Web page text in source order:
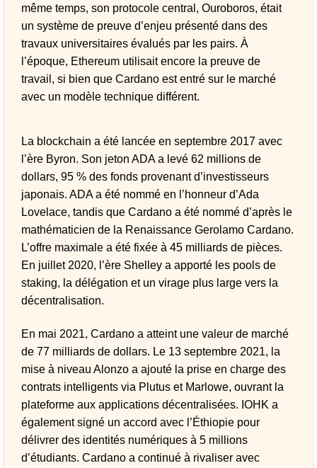
même temps, son protocole central, Ouroboros, était
un système de preuve d’enjeu présenté dans des
travaux universitaires évalués par les pairs. À
l’époque, Ethereum utilisait encore la preuve de
travail, si bien que Cardano est entré sur le marché
avec un modèle technique différent.
La blockchain a été lancée en septembre 2017 avec
l’ère Byron. Son jeton ADA a levé 62 millions de
dollars, 95 % des fonds provenant d’investisseurs
japonais. ADA a été nommé en l’honneur d’Ada
Lovelace, tandis que Cardano a été nommé d’après le
mathématicien de la Renaissance Gerolamo Cardano.
L’offre maximale a été fixée à 45 milliards de pièces.
En juillet 2020, l’ère Shelley a apporté les pools de
staking, la délégation et un virage plus large vers la
décentralisation.
En mai 2021, Cardano a atteint une valeur de marché
de 77 milliards de dollars. Le 13 septembre 2021, la
mise à niveau Alonzo a ajouté la prise en charge des
contrats intelligents via Plutus et Marlowe, ouvrant la
plateforme aux applications décentralisées. IOHK a
également signé un accord avec l’Éthiopie pour
délivrer des identités numériques à 5 millions
d’étudiants. Cardano a continué à rivaliser avec